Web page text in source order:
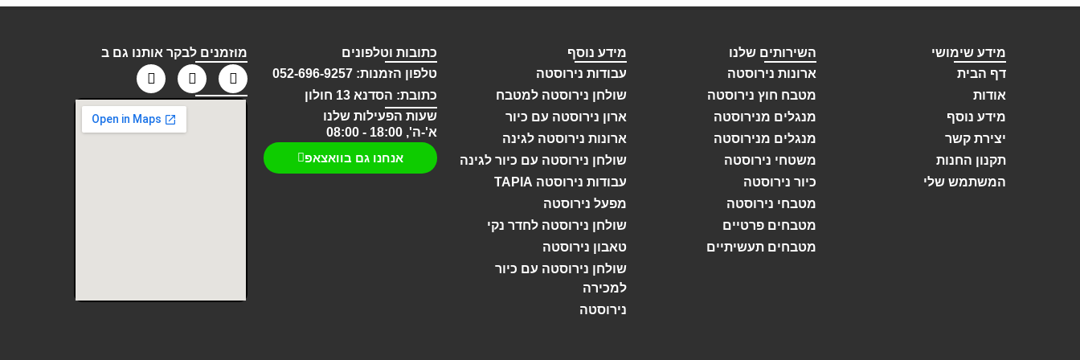
מידע שימושי
דף הבית
אודות
מידע נוסף
יצירת קשר
תקנון החנות
המשתמש שלי
השירותים שלנו
ארונות נירוסטה
מטבח חוץ נירוסטה
מנגלים מנירוסטה
מנגלים מנירוסטה
משטחי נירוסטה
כיור נירוסטה
מטבחי נירוסטה
מטבחים פרטיים
מטבחים תעשיתיים
מידע נוסף
עבודות נירוסטה
שולחן נירוסטה למטבח
ארון נירוסטה עם כיור
ארונות נירוסטה לגינה
שולחן נירוסטה עם כיור לגינה
עבודות נירוסטה TAPIA
מפעל נירוסטה
שולחן נירוסטה לחדר נקי
טאבון נירוסטה
שולחן נירוסטה עם כיור
למכירה
נירוסטה
כתובות וטלפונים
טלפון הזמנות: 052-696-9257
כתובת: הסדנא 13 חולון
שעות הפעילות שלנו
א'-ה', 18:00 - 08:00
אנחנו גם בוואצאפ
מוזמנים לבקר אותנו גם ב